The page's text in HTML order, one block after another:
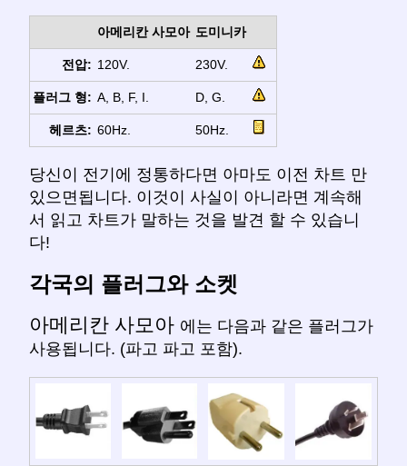
아메리칸 사모아 도미니카
전압: 120V. 230V.
플러그 형: A, B, F, I. D, G.
헤르츠: 60Hz. 50Hz.
당신이 전기에 정통하다면 아마도 이전 차트 만
있으면됩니다. 이것이 사실이 아니라면 계속해
서 읽고 차트가 말하는 것을 발견 할 수 있습니
다!
각국의 플러그와 소켓
아메리칸 사모아 에는 다음과 같은 플러그가
사용됩니다. (파고 파고 포함).